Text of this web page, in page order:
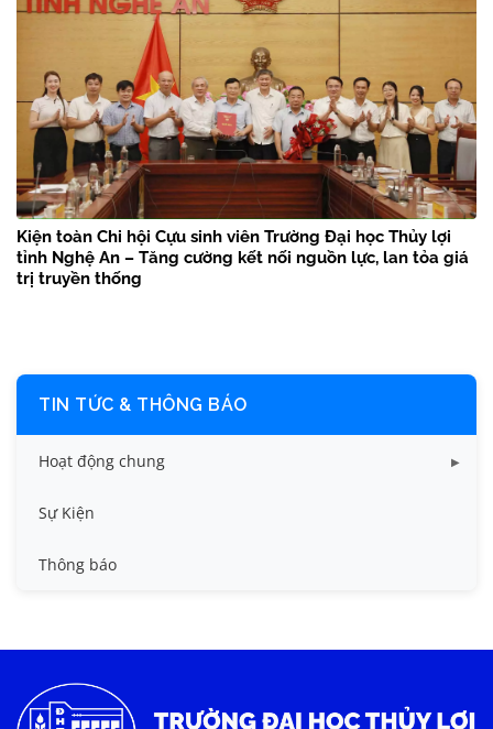
Kiện toàn Chi hội Cựu sinh viên Trường Đại học Thủy lợi
tỉnh Nghệ An – Tăng cường kết nối nguồn lực, lan tỏa giá
trị truyền thống
TIN TỨC & THÔNG BÁO
Hoạt động chung
Tin công tác sinh viên
Tin đào tạo
Tin tức chung
Sự Kiện
Thông báo